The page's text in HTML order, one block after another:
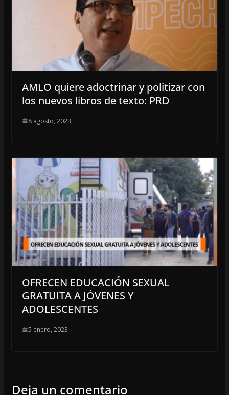
AMLO quiere adoctrinar y politizar con
los nuevos libros de texto: PRD
8 agosto, 2023
OFRECEN EDUCACIÓN SEXUAL
GRATUITA A JÓVENES Y
ADOLESCENTES
5 enero, 2023
Deja un comentario